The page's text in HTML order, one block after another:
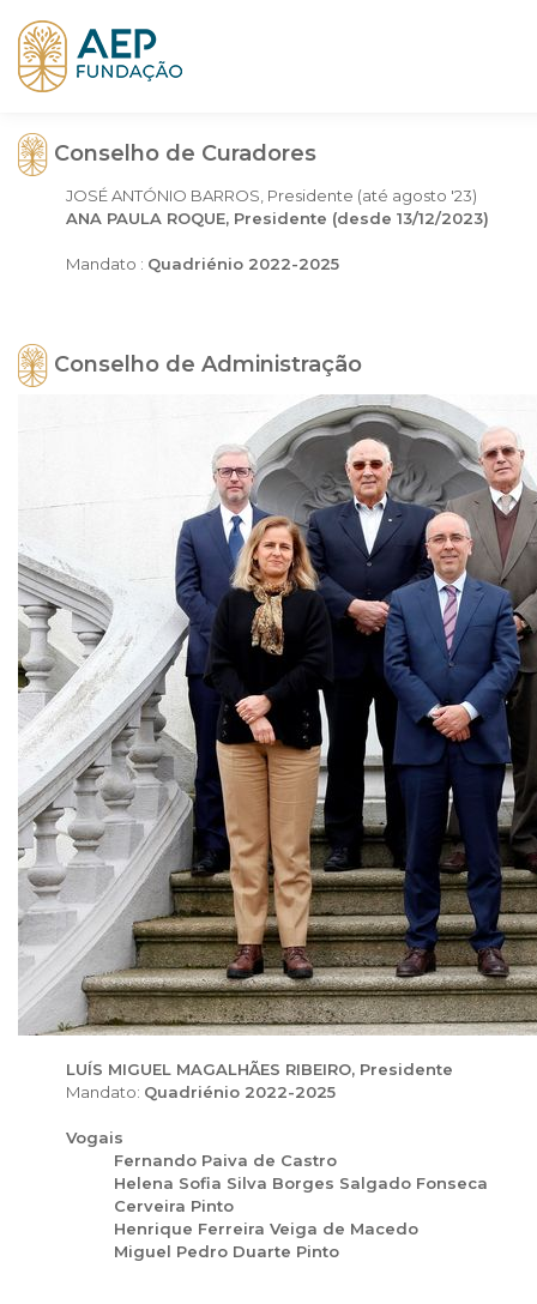
Conselho de Curadores
JOSÉ ANTÓNIO BARROS, Presidente (até agosto '23)
ANA PAULA ROQUE, Presidente (desde 13/12/2023)
Mandato : Quadriénio 2022-2025
Conselho de Administração
LUÍS MIGUEL MAGALHÃES RIBEIRO, Presidente
Mandato: Quadriénio 2022-2025
Vogais
Fernando Paiva de Castro
Helena Sofia Silva Borges Salgado Fonseca
Cerveira Pinto
Henrique Ferreira Veiga de Macedo
Miguel Pedro Duarte Pinto